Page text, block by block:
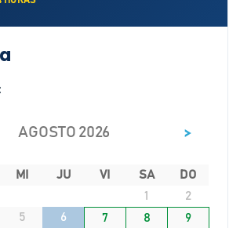
AGOSTO 2026 >
MI JU VI SA
DO
1
2
5 6 7 8
9